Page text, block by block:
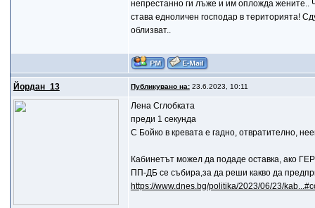
непрестанно ги лъже и им опложда жените..
става едноличен господар в територията!
облизват..
Йордан_13 Публикувано на:23.6.2023, 10:11
Лена Сглобката
преди 1 секунда
С Бойко в кревата е гадно, отвратително,
Кабинетът можел да подаде оставка, ако
ПП-ДБ се събира,за да реши какво да
https://www.dnes.bg/politika/2023/06/23/